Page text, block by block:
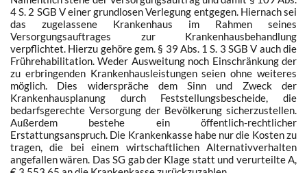
4 S. 2 SGB Veiner grundlosen Verlegung entgegen. Hiernach sei
das zugelassene Krankenhaus im Rahmen seines
Versorgungsauftrages zur Krankenhausbehandlung
verpflichtet. Hierzu gehöre gem. § 39 Abs. 1 S. 3 SGB V auch die
Frührehabilitation. Weder Ausweitung noch Einschränkung der
zu erbringenden Krankenhausleistungen seien ohne weiteres
möglich. Dies widerspräche dem Sinn und Zweck der
Krankenhausplanung durch Feststellungsbescheide, die
bedarfsgerechte Versorgung der Bevölkerung sicherzustellen.
Außerdem bestehe ein öffentlich-rechtlicher
Erstattungsanspruch. Die Krankenkasse habe nur die Kosten zu
tragen, die bei einem wirtschaftlichen Alternativverhalten
angefallen wären. Das SG gab der Klage statt und verurteilte A,